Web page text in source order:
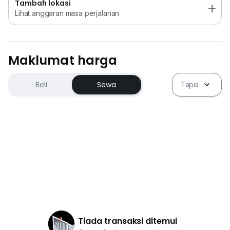
Tambah lokasi
Lihat anggaran masa perjalanan
Maklumat harga
Beli Sewa Tapis
Tiada transaksi ditemui